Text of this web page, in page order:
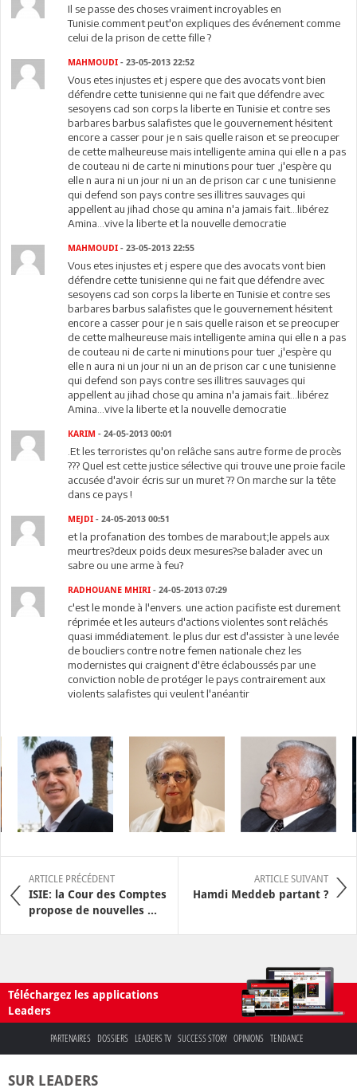
Il se passe des choses vraiment incroyables en
Tunisie.comment peut'on expliques des événement comme
celui de la prison de cette fille ?
MAHMOUDI - 23-05-2013 22:52
Vous etes injustes et j espere que des avocats vont bien
défendre cette tunisienne qui ne fait que défendre avec
sesoyens cad son corps la liberte en Tunisie et contre ses
barbares barbus salafistes que le gouvernement hésitent
encore a casser pour je n sais quelle raison et se preocuper
de cette malheureuse mais intelligente amina qui elle n a pas
de couteau ni de carte ni minutions pour tuer ,j'espère qu
elle n aura ni un jour ni un an de prison car c une tunisienne
qui defend son pays contre ses illitres sauvages qui
appellent au jihad chose qu amina n'a jamais fait...libérez
Amina...vive la liberte et la nouvelle democratie
MAHMOUDI - 23-05-2013 22:55
Vous etes injustes et j espere que des avocats vont bien
défendre cette tunisienne qui ne fait que défendre avec
sesoyens cad son corps la liberte en Tunisie et contre ses
barbares barbus salafistes que le gouvernement hésitent
encore a casser pour je n sais quelle raison et se preocuper
de cette malheureuse mais intelligente amina qui elle n a pas
de couteau ni de carte ni minutions pour tuer ,j'espère qu
elle n aura ni un jour ni un an de prison car c une tunisienne
qui defend son pays contre ses illitres sauvages qui
appellent au jihad chose qu amina n'a jamais fait...libérez
Amina...vive la liberte et la nouvelle democratie
KARIM - 24-05-2013 00:01
.Et les terroristes qu'on relâche sans autre forme de procès
??? Quel est cette justice sélective qui trouve une proie facile
accusée d'avoir écris sur un muret ?? On marche sur la tête
dans ce pays !
MEJDI - 24-05-2013 00:51
et la profanation des tombes de marabout;le appels aux
meurtres?deux poids deux mesures?se balader avec un
sabre ou une arme à feu?
RADHOUANE MHIRI - 24-05-2013 07:29
c'est le monde à l'envers. une action pacifiste est durement
réprimée et les auteurs d'actions violentes sont relâchés
quasi immédiatement. le plus dur est d'assister à une levée
de boucliers contre notre femen nationale chez les
modernistes qui craignent d'être éclaboussés par une
conviction noble de protéger le pays contrairement aux
violents salafistes qui veulent l'anéantir
ARTICLE PRÉCÉDENT
ISIE: la Cour des Comptes
propose de nouvelles ...
ARTICLE SUIVANT
Hamdi Meddeb partant ?
Téléchargez les applications
Leaders
PARTENAIRES DOSSIERS LEADERS TV SUCCESS STORY OPINIONS TENDANCE
SUR LEADERS